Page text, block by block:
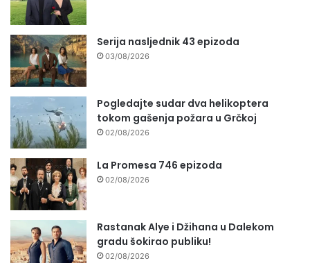
Serija nasljednik 43 epizoda
03/08/2026
Pogledajte sudar dva helikoptera
tokom gašenja požara u Grčkoj
02/08/2026
La Promesa 746 epizoda
02/08/2026
Rastanak Alye i Džihana u Dalekom
gradu šokirao publiku!
02/08/2026